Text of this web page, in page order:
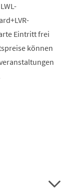
Eintritt frei
können